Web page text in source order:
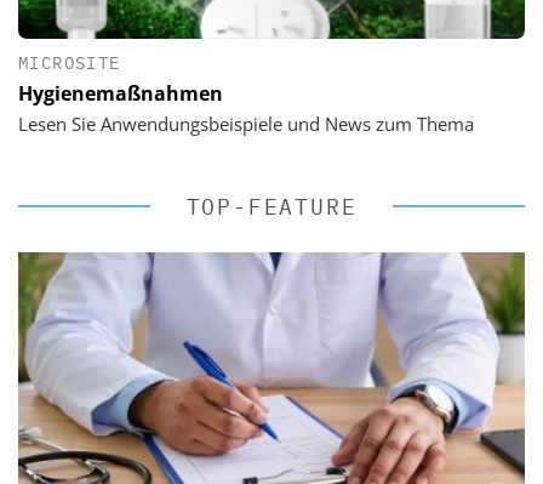
MICROSITE
Hygienemaßnahmen
Lesen Sie Anwendungsbeispiele und News zum Thema
TOP-FEATURE